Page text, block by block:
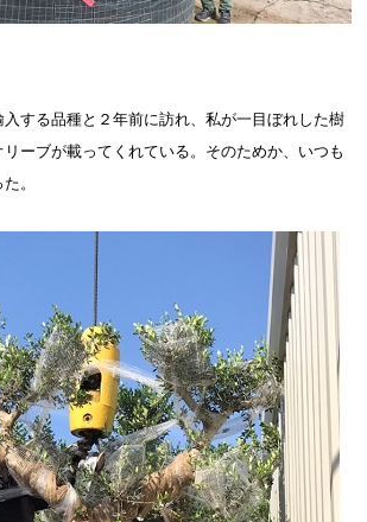
する品種と２年前に訪れ、私が一目ぼれした樹
ーブが載ってくれている。そのためか、いつも
。